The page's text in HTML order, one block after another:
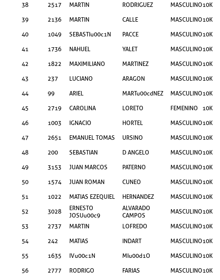
38
2517 MARTIN RODRIGUEZ MASCULINO10KM
39
2136 MARTIN CALLE MASCULINO10KM
40
1049 SEBASTIu00c1N PACCE MASCULINO10KM
41
1736 NAHUEL YALET MASCULINO10KM
42
1822 MAXIMILIANO MARTINEZ MASCULINO10KM
43
237 LUCIANO ARAGON MASCULINO10KM
44
99 ARIEL MARTu00cdNEZ MASCULINO10KM
45
2719 CAROLINA LORETO FEMENINO
10KM
46
1003 IGNACIO HORTEL MASCULINO10KM
47
2651 EMANUEL TOMAS URSINO MASCULINO10KM
48
200 SEBASTIAN D ANGELO MASCULINO10KM
49
3153 JUAN MARCOS PATERNO MASCULINO10KM
50
1574 JUAN ROMAN CUNEO MASCULINO10KM
51
1022 MATIAS EZEQUIEL HERNANDEZ MASCULINO10KM
52
3028
ERNESTO
JOSUu00c9
ALVARADO
CAMPOS
MASCULINO10KM
53
2737 MARTIN LOFREDO MASCULINO10KM
54
242 MATIAS INDART MASCULINO10KM
55
1635 IVu00c1N MIu00d1O MASCULINO10KM
56
2777 RODRIGO FARIAS MASCULINO10KM